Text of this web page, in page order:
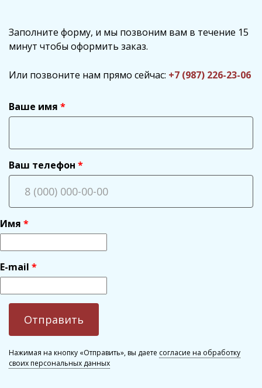
Заполните форму, и мы позвоним вам в течение 15
минут чтобы оформить заказ.
Или позвоните нам прямо сейчас: +7 (987) 226-23-06
Ваше имя
Ваш телефон
Имя
E-mail
Нажимая на кнопку «Отправить», вы даете согласие на обработку
своих персональных данных